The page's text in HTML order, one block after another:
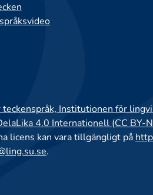
Institutionen för
4.0 Internationell (CC BY-
licens kan vara tillgängligt på
.